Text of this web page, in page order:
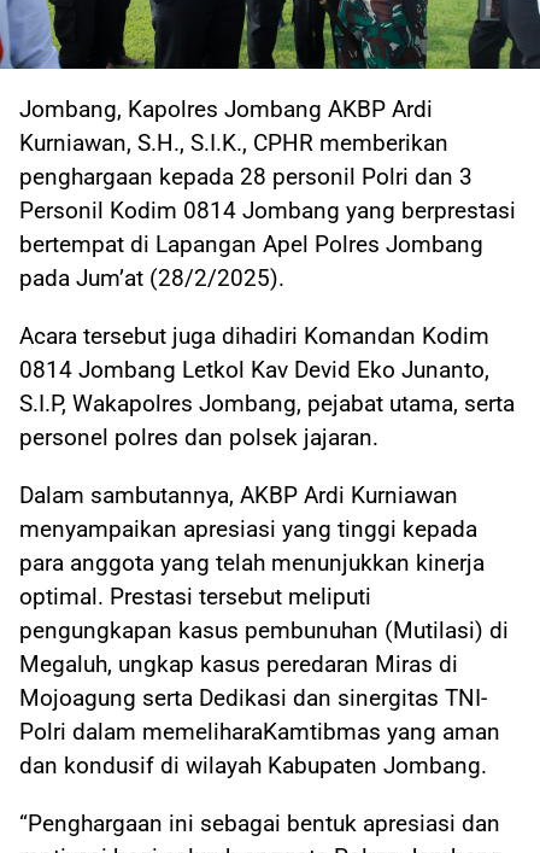
Jombang, Kapolres Jombang AKBP Ardi
Kurniawan, S.H., S.I.K., CPHR memberikan
penghargaan kepada 28 personil Polri dan 3
Personil Kodim 0814 Jombang yang berprestasi
bertempat di Lapangan Apel Polres Jombang
pada Jum’at (28/2/2025).
Acara tersebut juga dihadiri Komandan Kodim
0814 Jombang Letkol Kav Devid Eko Junanto,
S.I.P, Wakapolres Jombang, pejabat utama, serta
personel polres dan polsek jajaran.
Dalam sambutannya, AKBP Ardi Kurniawan
menyampaikan apresiasi yang tinggi kepada
para anggota yang telah menunjukkan kinerja
optimal. Prestasi tersebut meliputi
pengungkapan kasus pembunuhan (Mutilasi) di
Megaluh, ungkap kasus peredaran Miras di
Mojoagung serta Dedikasi dan sinergitas TNI-
Polri dalam memeliharaKamtibmas yang aman
dan kondusif di wilayah Kabupaten Jombang.
“Penghargaan ini sebagai bentuk apresiasi dan